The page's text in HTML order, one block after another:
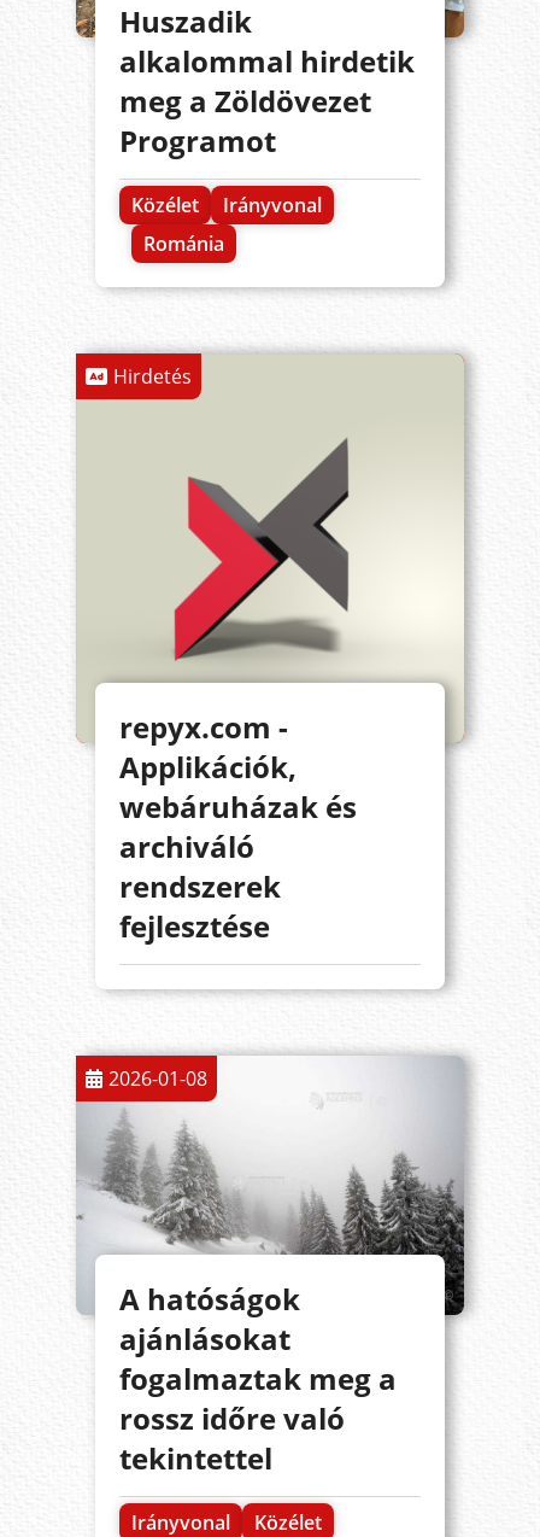
Huszadik
alkalommal hirdetik
meg a Zöldövezet
Programot
Közélet
Irányvonal
Románia
Hirdetés
repyx.com -
Applikációk,
webáruházak és
archiváló
rendszerek
fejlesztése
2026-01-08
A hatóságok
ajánlásokat
fogalmaztak meg a
rossz időre való
tekintettel
Irányvonal
Közélet